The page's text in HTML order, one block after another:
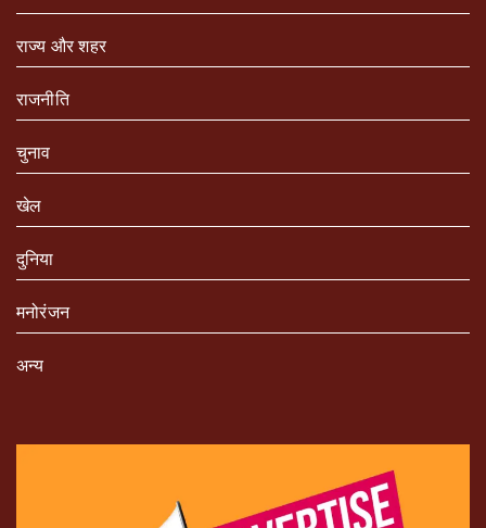
राज्य और शहर
राजनीति
चुनाव
खेल
दुनिया
मनोरंजन
अन्य